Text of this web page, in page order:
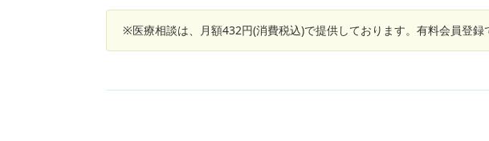
※医療相談は、月額432円(消費税込)で提供しております。有料会員登録